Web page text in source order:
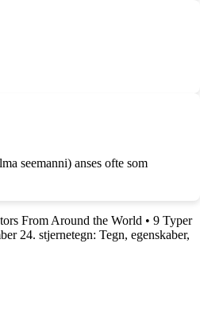
seemanni) anses ofte som
From Around the World • 9 Typer
24. stjernetegn: Tegn, egenskaber,